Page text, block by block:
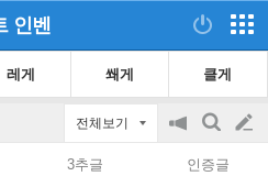
인벤
레게 쐐게 클게
전체보기
공
검
색
글
3추글 인증글